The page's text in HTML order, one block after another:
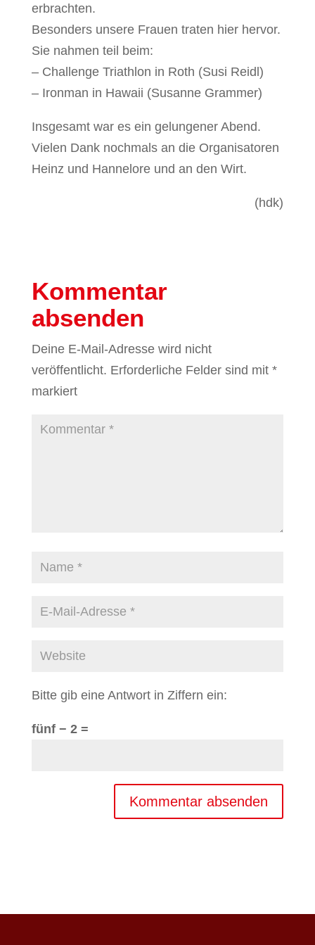
erbrachten.
Besonders unsere Frauen traten hier hervor.
Sie nahmen teil beim:
– Challenge Triathlon in Roth (Susi Reidl)
– Ironman in Hawaii (Susanne Grammer)
Insgesamt war es ein gelungener Abend.
Vielen Dank nochmals an die Organisatoren
Heinz und Hannelore und an den Wirt.
(hdk)
Kommentar
absenden
Deine E-Mail-Adresse wird nicht
veröffentlicht. Erforderliche Felder sind mit *
markiert
Bitte gib eine Antwort in Ziffern ein:
fünf − 2 =